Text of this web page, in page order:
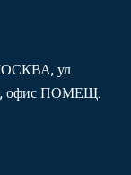
ул
офис ПОМЕЩ.